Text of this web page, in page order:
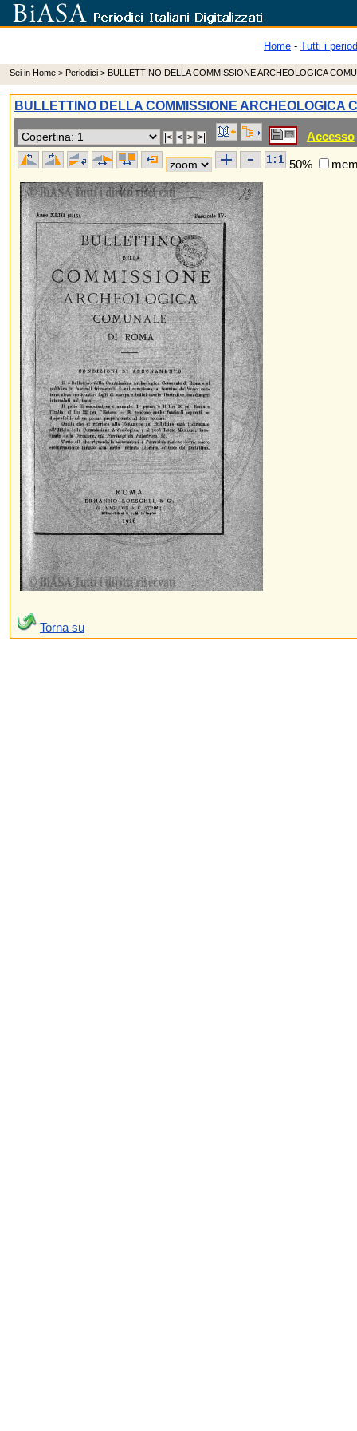
Home - Tutti i
Sei in Home > Periodici > BULLETTINO DELLA COMMISSIONE ARCHEOLOGICA
BULLETTINO DELLA COMMISSIONE ARCHEOLOGICA
Accesso
50%
Torna su